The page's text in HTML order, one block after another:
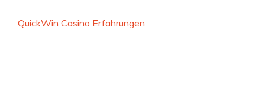
QuickWin Casino Erfahrungen